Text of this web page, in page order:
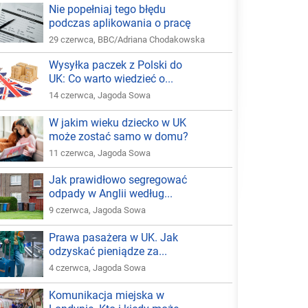
Nie popełniaj tego błędu
podczas aplikowania o pracę
29 czerwca, BBC/Adriana Chodakowska
Wysyłka paczek z Polski do
UK: Co warto wiedzieć o...
14 czerwca,Jagoda Sowa
W jakim wieku dziecko w UK
może zostać samo w domu?
11 czerwca,Jagoda Sowa
Jak prawidłowo segregować
odpady w Anglii według...
9 czerwca,Jagoda Sowa
Prawa pasażera w UK. Jak
odzyskać pieniądze za...
4 czerwca,Jagoda Sowa
Komunikacja miejska w